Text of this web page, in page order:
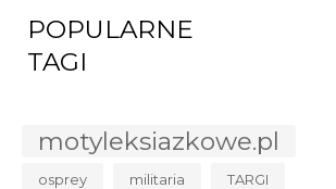
POPULARNE
TAGI
motyleksiazkowe.pl
osprey militaria TARGI